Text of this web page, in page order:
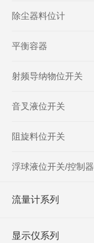
除尘器料位计
平衡容器
射频导纳物位开关
音叉液位开关
阻旋料位开关
浮球液位开关/控制器
流量计系列
显示仪系列